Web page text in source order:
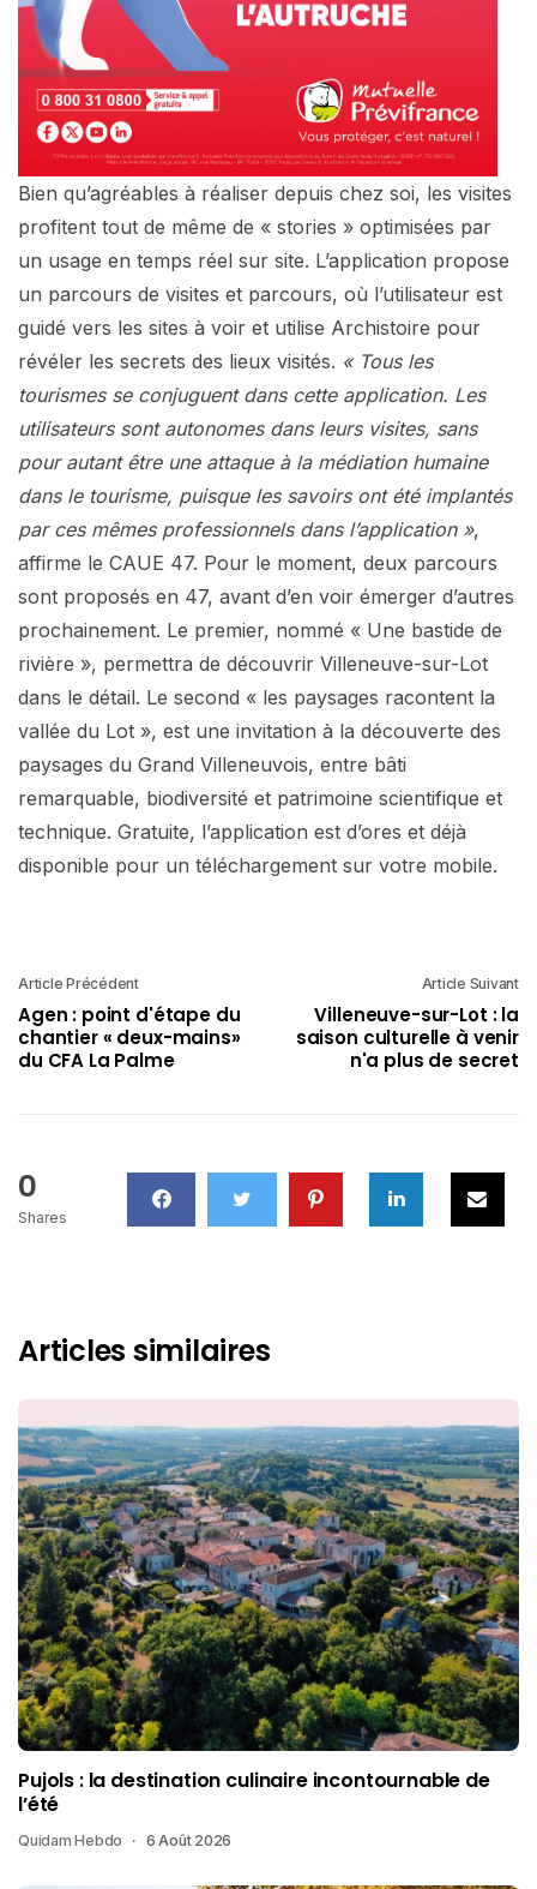
Bien qu’agréables à réaliser depuis chez soi, les visites
profitent tout de même de « stories » optimisées par
un usage en temps réel sur site. L’application propose
un parcours de visites et parcours, où l’utilisateur est
guidé vers les sites à voir et utilise Archistoire pour
révéler les secrets des lieux visités. « Tous les
tourismes se conjuguent dans cette application. Les
utilisateurs sont autonomes dans leurs visites, sans
pour autant être une attaque à la médiation humaine
dans le tourisme, puisque les savoirs ont été implantés
par ces mêmes professionnels dans l’application »,
affirme le CAUE 47. Pour le moment, deux parcours
sont proposés en 47, avant d’en voir émerger d’autres
prochainement. Le premier, nommé « Une bastide de
rivière », permettra de découvrir Villeneuve-sur-Lot
dans le détail. Le second « les paysages racontent la
vallée du Lot », est une invitation à la découverte des
paysages du Grand Villeneuvois, entre bâti
remarquable, biodiversité et patrimoine scientifique et
technique. Gratuite, l’application est d’ores et déjà
disponible pour un téléchargement sur votre mobile.
Article Précédent
Agen : point d'étape du
chantier « deux-mains»
du CFA La Palme
Article Suivant
Villeneuve-sur-Lot : la
saison culturelle à venir
n'a plus de secret
0
Shares
Articles similaires
Pujols : la destination culinaire incontournable de
l’été
Quidam Hebdo 6 Août 2026